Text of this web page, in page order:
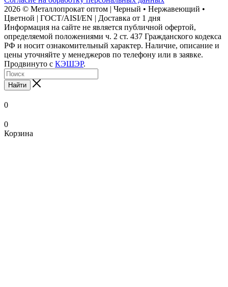
2026 © Металлопрокат оптом | Черный • Нержавеющий •
Цветной | ГОСТ/AISI/EN | Доставка от 1 дня
Информация на сайте не является публичной офертой,
определяемой положениями ч. 2 ст. 437 Гражданского кодекса
РФ и носит ознакомительный характер. Наличие, описание и
цены уточняйте у менеджеров по телефону или в заявке.
Продвинуто с КЭШЭР.
Найти
0
0
Корзина